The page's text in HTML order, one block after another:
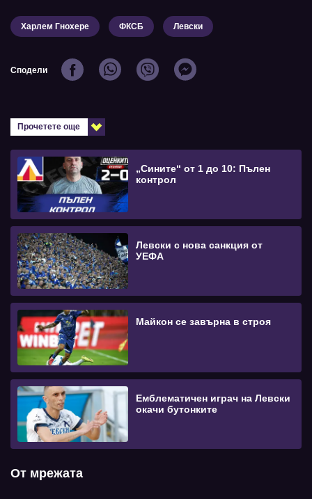
Харлем Гнохере ФКСБ Левски
Сподели
Прочетете още
„Сините“ от 1 до 10: Пълен
контрол
Левски с нова санкция от
УЕФА
Майкон се завърна в строя
Емблематичен играч на Левски
окачи бутонките
От мрежата